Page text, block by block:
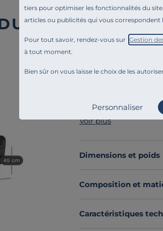
tiers pour optimiser les fonctionnalités du
articles ou publicités qui vous correspondent
Pour tout savoir, rendez-vous sur " Gestion
à tout moment.
Bien sûr on vous laisse le choix de les
Personnaliser
sublimer n'importe
tous les styles de
Fabriqué en France
Faites le choix d'un
de votre foyer.
Voir plus
Dimensions et poids
Composition et
Caractéristiques